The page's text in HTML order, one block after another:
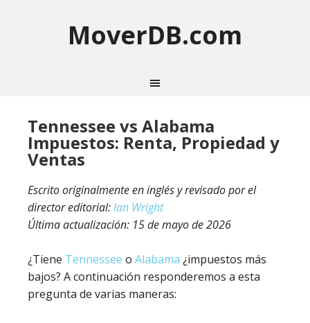
MoverDB.com
Tennessee vs Alabama
Impuestos: Renta, Propiedad y
Ventas
Escrito originalmente en inglés y revisado por el
director editorial:Ian Wright
Última actualización: 15 de mayo de 2026
¿Tiene Tennessee o Alabama ¿impuestos más
bajos? A continuación responderemos a esta
pregunta de varias maneras: